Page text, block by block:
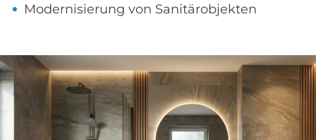
Modernisierung von Sanitärobjekten